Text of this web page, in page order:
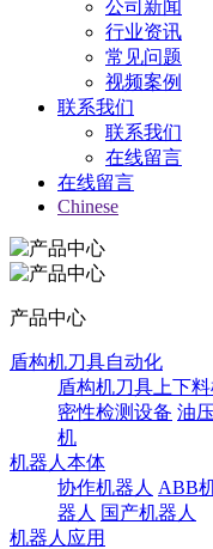
公司新闻
行业资讯
常见问题
视频案例
联系我们
联系我们
在线留言
在线留言
Chinese
产品中心
盾构机刀具自动化
盾构机刀具上下料
密性检测设备 油
机
机器人本体
协作机器人 ABB
器人 国产机器人
机器人应用